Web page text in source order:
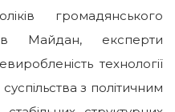
громадянського
Майдан, експерти
технології
з політичним